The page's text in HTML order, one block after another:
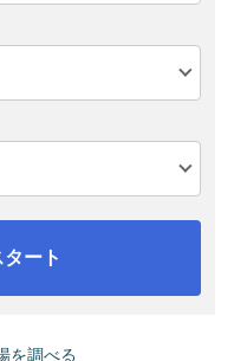
タート
を調べる